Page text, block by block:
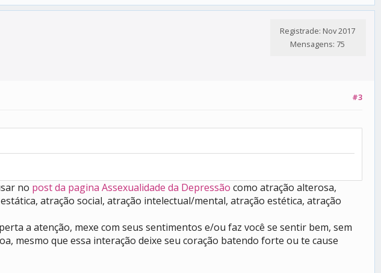
Registrade: Nov 2017
Mensagens: 75
#3
no post da pagina Assexualidade da Depressão como atração alterosa,
atração social, atração intelectual/mental, atração estética, atração
a atenção, mexe com seus sentimentos e/ou faz você se sentir bem, sem
mesmo que essa interação deixe seu coração batendo forte ou te cause